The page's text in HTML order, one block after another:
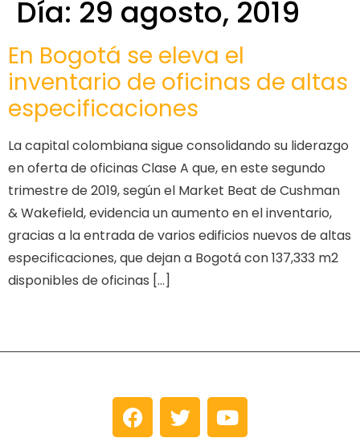
Día: 29 agosto, 2019
En Bogotá se eleva el
inventario de oficinas de altas
especificaciones
La capital colombiana sigue consolidando su liderazgo
en oferta de oficinas Clase A que, en este segundo
trimestre de 2019, según el Market Beat de Cushman
& Wakefield, evidencia un aumento en el inventario,
gracias a la entrada de varios edificios nuevos de altas
especificaciones, que dejan a Bogotá con 137,333 m2
disponibles de oficinas […]